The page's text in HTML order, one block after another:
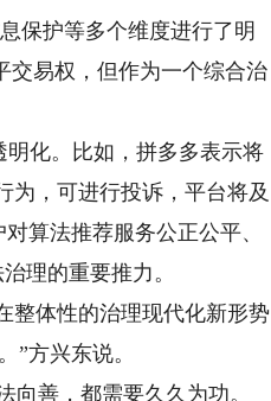
保护等多个维度进行了明
交易权，但作为一个综合治
化。比如，拼多多表示将
为，可进行投诉，平台将及
算法推荐服务公正公平、
理的重要推力。
整体性的治理现代化新形势
”方兴东说。
善，都需要久久为功。